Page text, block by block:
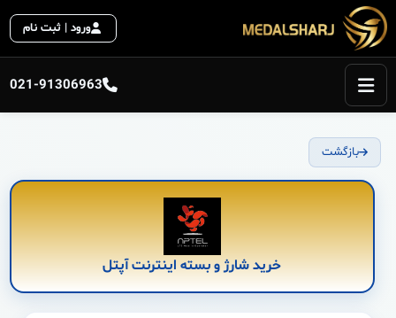
ورود | ثبت نام
021-91306963
بازگشت
خرید شارژ و بسته اینترنت آپتل